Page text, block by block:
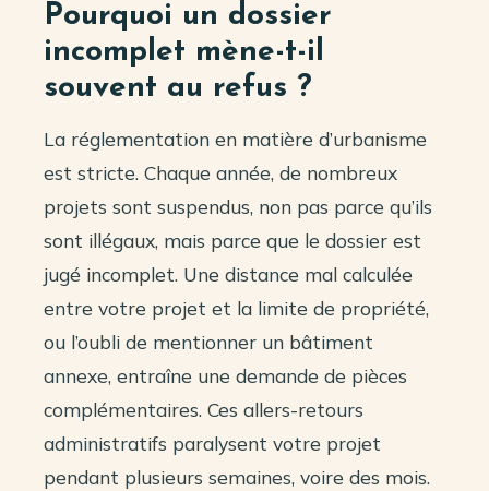
Pourquoi un dossier
incomplet mène-t-il
souvent au refus ?
La réglementation en matière d’urbanisme
est stricte. Chaque année, de nombreux
projets sont suspendus, non pas parce qu’ils
sont illégaux, mais parce que le dossier est
jugé incomplet. Une distance mal calculée
entre votre projet et la limite de propriété,
ou l’oubli de mentionner un bâtiment
annexe, entraîne une demande de pièces
complémentaires. Ces allers-retours
administratifs paralysent votre projet
pendant plusieurs semaines, voire des mois.